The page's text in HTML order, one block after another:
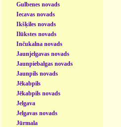
Gulbenes novads
Iecavas novads
Ikšķiles novads
Ilūkstes novads
Inčukalna novads
Jaunjelgavas novads
Jaunpiebalgas novads
Jaunpils novads
Jēkabpils
Jēkabpils novads
Jelgava
Jelgavas novads
Jūrmala